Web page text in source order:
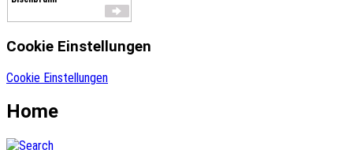
Cookie Einstellungen
Cookie Einstellungen
Home